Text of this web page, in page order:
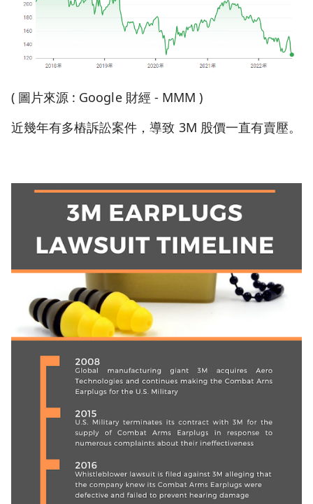
( 圖片來源 : Google 財經 - MMM )
近幾年有多樁訴訟案件，導致 3M 股價一直有賣壓。